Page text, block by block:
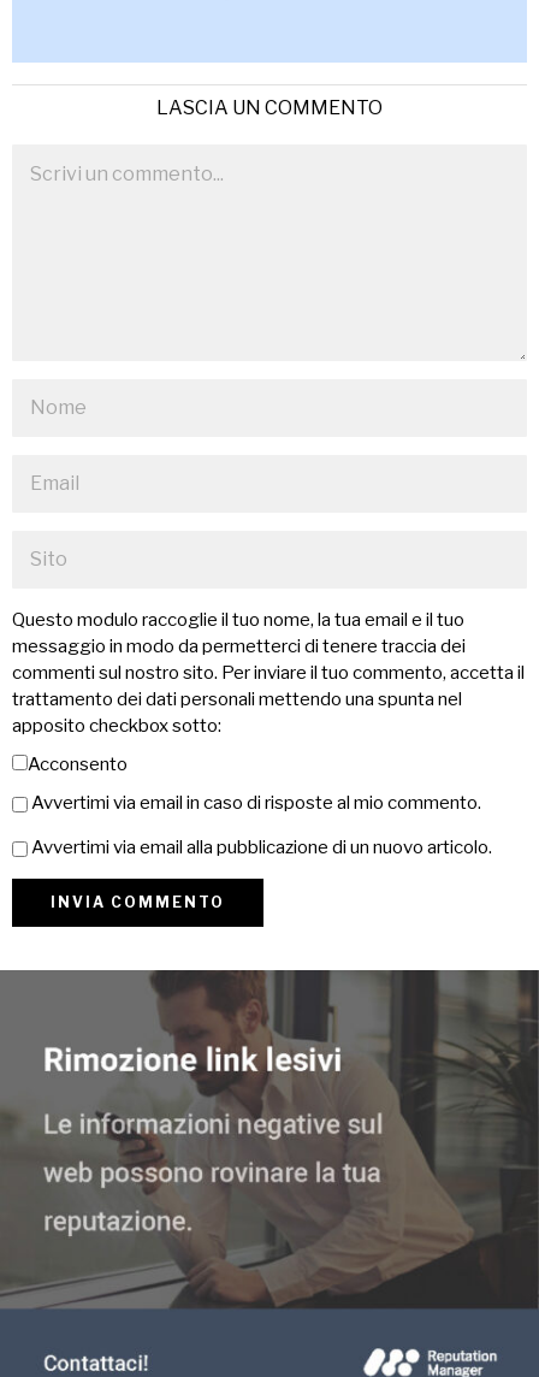
LASCIA UN COMMENTO
Questo modulo raccoglie il tuo nome, la tua email e il tuo
messaggio in modo da permetterci di tenere traccia dei
commenti sul nostro sito. Per inviare il tuo commento, accetta il
trattamento dei dati personali mettendo una spunta nel
apposito checkbox sotto:
Acconsento
Avvertimi via email in caso di risposte al mio commento.
Avvertimi via email alla pubblicazione di un nuovo articolo.